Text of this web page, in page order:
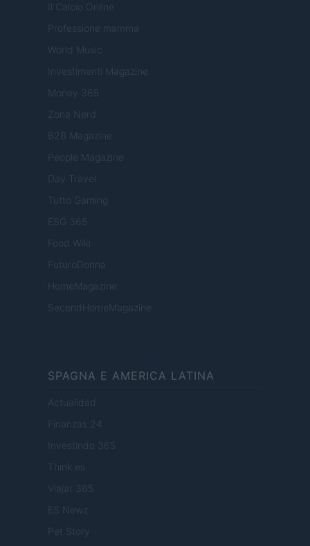
Il Calcio Online
Professione mamma
World Music
Investimenti Magazine
Money 365
Zona Nerd
B2B Magazine
People Magazine
Day Travel
Tutto Gaming
ESG 365
Food Wiki
FuturoDonna
HomeMagazine
SecondHomeMagazine
SPAGNA E AMERICA LATINA
Actualidad
Finanzas 24
Investindo 365
Think.es
Viajar 365
ES Newz
Pet Story